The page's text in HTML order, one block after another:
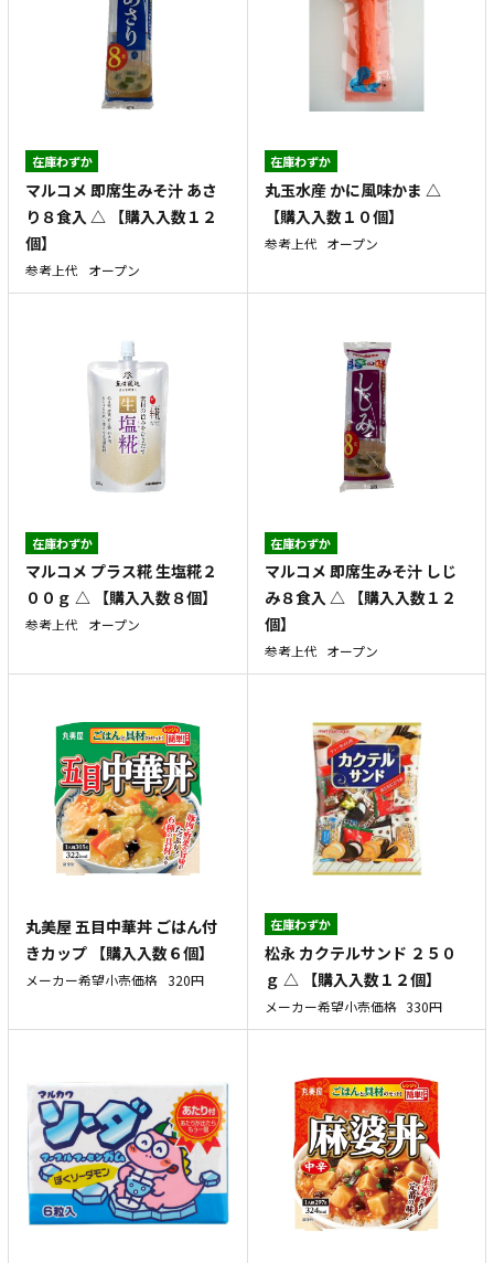
在庫わずか
マルコメ 即席生みそ汁 あさ
り８食入 △ 【購入入数１２
個】
参考上代 オープン
在庫わずか
丸玉水産 かに風味かま △
【購入入数１０個】
参考上代 オープン
在庫わずか
マルコメ プラス糀 生塩糀２
００ｇ △ 【購入入数８個】
参考上代 オープン
在庫わずか
マルコメ 即席生みそ汁 しじ
み８食入 △ 【購入入数１２
個】
参考上代 オープン
丸美屋 五目中華丼 ごはん付
きカップ 【購入入数６個】
メーカー希望小売価格 320円
在庫わずか
松永 カクテルサンド ２５０
ｇ △ 【購入入数１２個】
メーカー希望小売価格 330円